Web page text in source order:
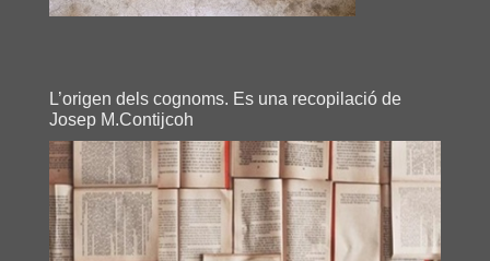
L’origen dels cognoms. Es una recopilació de
Josep M.Contijcoh